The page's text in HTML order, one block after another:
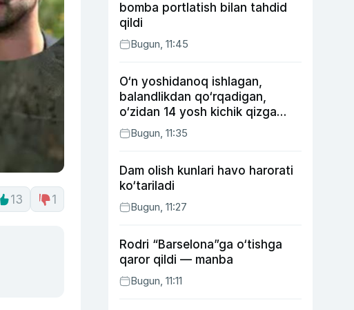
13 1
bomba portlatish bilan tahdid
qildi
Bugun, 11:45
O‘n yoshidanoq ishlagan,
balandlikdan qo‘rqadigan,
o‘zidan 14 yosh kichik qizga
uylangan Yorqinxo‘ja Umarov
34 yoshda
Bugun, 11:35
Dam olish kunlari havo harorati
ko‘tariladi
Bugun, 11:27
Rodri “Barselona”ga o‘tishga
qaror qildi — manba
Bugun, 11:11